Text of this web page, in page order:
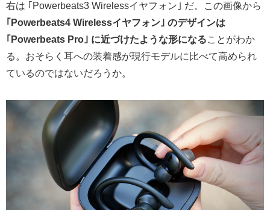
右は ｢Powerbeats3 Wirelessイヤフォン｣ だ。この画像から
｢Powerbeats4 Wirelessイヤフォン｣ のデザインは
｢Powerbeats Pro｣ に近づけたような形になることがわか
る。おそらく耳への装着感が現行モデルに比べて高められ
ているのではないだろうか。